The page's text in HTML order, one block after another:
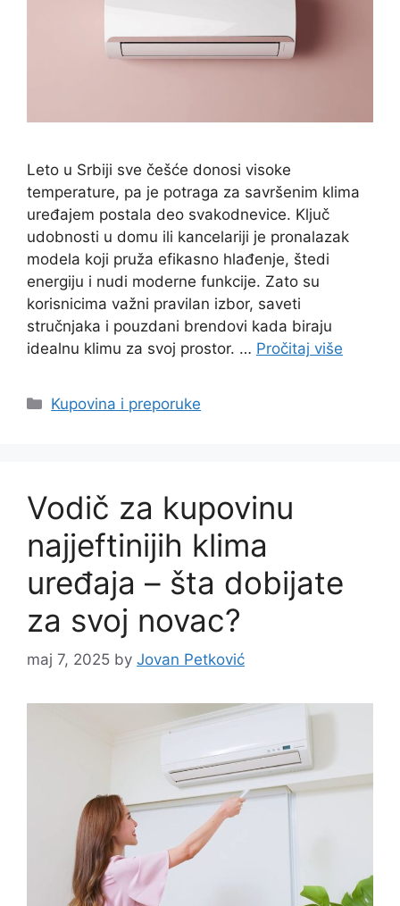
Leto u Srbiji sve češće donosi visoke
temperature, pa je potraga za savršenim klima
uređajem postala deo svakodnevice. Ključ
udobnosti u domu ili kancelariji je pronalazak
modela koji pruža efikasno hlađenje, štedi
energiju i nudi moderne funkcije. Zato su
korisnicima važni pravilan izbor, saveti
stručnjaka i pouzdani brendovi kada biraju
idealnu klimu za svoj prostor. … Pročitaj više
Categories
Kupovina i preporuke
Vodič za kupovinu
najjeftinijih klima
uređaja – šta dobijate
za svoj novac?
maj 7, 2025 by Jovan Petković